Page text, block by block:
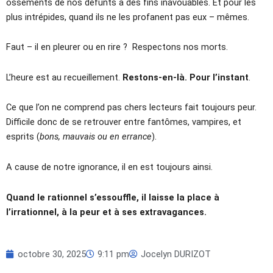
ossements de nos défunts à des fins inavouables. Et pour les
plus intrépides, quand ils ne les profanent pas eux – mêmes.
Faut – il en pleurer ou en rire ? Respectons nos morts.
L’heure est au recueillement. Restons-en-là. Pour l’instant.
Ce que l’on ne comprend pas chers lecteurs fait toujours peur.
Difficile donc de se retrouver entre fantômes, vampires, et
esprits (bons, mauvais ou en errance).
A cause de notre ignorance, il en est toujours ainsi.
Quand le rationnel s’essouffle, il laisse la place à
l’irrationnel, à la peur et à ses extravagances.
octobre 30, 2025 9:11 pm Jocelyn DURIZOT